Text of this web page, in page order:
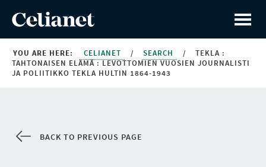
YOU ARE HERE: CELIANET / SEARCH /
TEKLA :
TAHTONAISEN ELÄMÄ : LEVOTTOMIEN VUOSIEN JOURNALISTI
JA POLIITIKKO TEKLA HULTIN 1864-1943
BACK TO PREVIOUS PAGE